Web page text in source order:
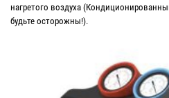
нагретого воздуха
будьте осторожны!).